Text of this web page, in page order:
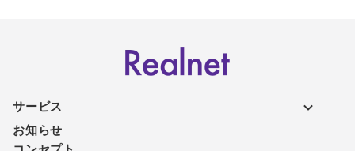
サービス
お知らせ